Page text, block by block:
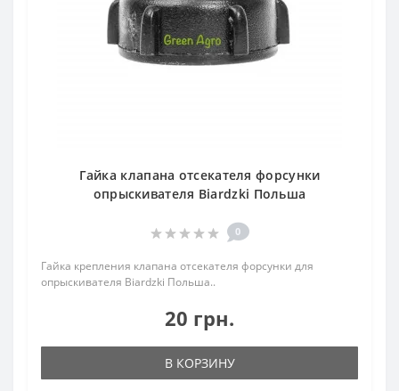
Гайка клапана отсекателя форсунки
опрыскивателя Biardzki Польша
0
Гайка крепления клапана отсекателя форсунки для
опрыскивателя Biardzki Польша..
20 грн.
В КОРЗИНУ